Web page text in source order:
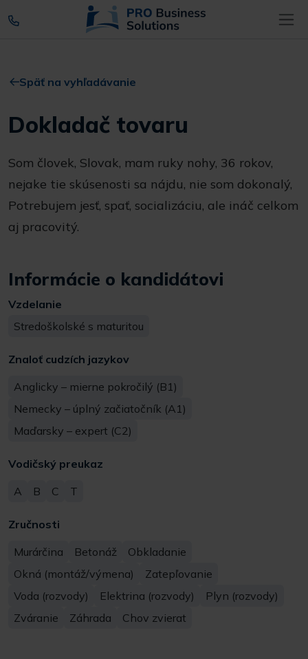
Späť na vyhľadávanie
Dokladač tovaru
Som človek, Slovak, mam ruky nohy, 36 rokov,
nejake tie skúsenosti sa nájdu, nie som dokonalý,
Potrebujem jesť, spať, socializáciu, ale ináč celkom
aj pracovitý.
Informácie o kandidátovi
Vzdelanie
Stredoškolské s maturitou
Znaloť cudzích jazykov
Anglicky – mierne pokročilý (B1)
Nemecky – úplný začiatočník (A1)
Maďarsky – expert (C2)
Vodičský preukaz
A
B C T
Zručnosti
Murárčina
Betonáž
Obkladanie
Okná (montáž/výmena)
Zatepľovanie
Voda (rozvody)
Elektrina (rozvody)
Plyn (rozvody)
Zváranie
Záhrada Chov zvierat